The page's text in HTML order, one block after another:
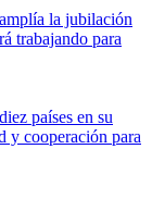
la jubilación
trabajando para
países en su
y cooperación para